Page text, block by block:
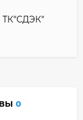
ТК"СДЭК"
0